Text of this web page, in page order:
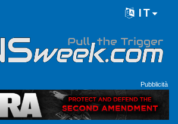
IT
Pubblicità